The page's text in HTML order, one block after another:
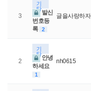
3
기
타
발신
번호등
록 2
글을사랑하자
2
기
타
안녕
하세요
1
nh0615